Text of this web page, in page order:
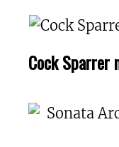
Cock Sparrer